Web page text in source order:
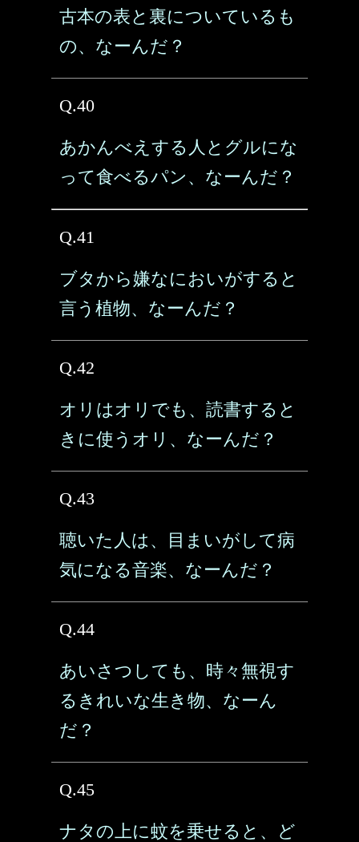
古本の表と裏についているも
の、なーんだ？
Q.40
あかんべえする人とグルにな
って食べるパン、なーんだ？
Q.41
ブタから嫌なにおいがすると
言う植物、なーんだ？
Q.42
オリはオリでも、読書すると
きに使うオリ、なーんだ？
Q.43
聴いた人は、目まいがして病
気になる音楽、なーんだ？
Q.44
あいさつしても、時々無視す
るきれいな生き物、なーん
だ？
Q.45
ナタの上に蚊を乗せると、ど